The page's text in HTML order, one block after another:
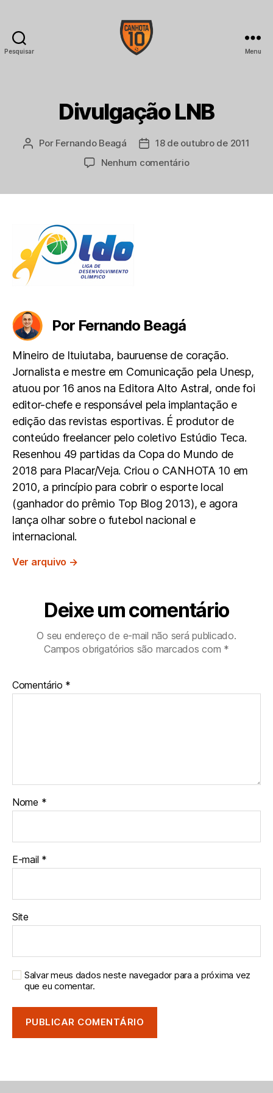
Pesquisar Menu
Divulgação LNB
Autor
Por Fernando Beagá
Data18 de outubro de 2011
Nenhum comentárioem
Por Fernando Beagá
Mineiro de Ituiutaba, bauruense de coração.
Jornalista e mestre em Comunicação pela Unesp,
atuou por 16 anos na Editora Alto Astral, onde foi
editor-chefe e responsável pela implantação e
edição das revistas esportivas. É produtor de
conteúdo freelancer pelo coletivo Estúdio Teca.
Resenhou 49 partidas da Copa do Mundo de
2018 para Placar/Veja. Criou o CANHOTA 10 em
2010, a princípio para cobrir o esporte local
(ganhador do prêmio Top Blog 2013), e agora
lança olhar sobre o futebol nacional e
internacional.
Ver arquivo →
Deixe um comentário
O seu endereço de e-mail não será publicado.
Campos obrigatórios são marcados com *
Comentário *
Nome *
E-mail *
Site
Salvar meus dados neste navegador para a próxima vez
que eu comentar.